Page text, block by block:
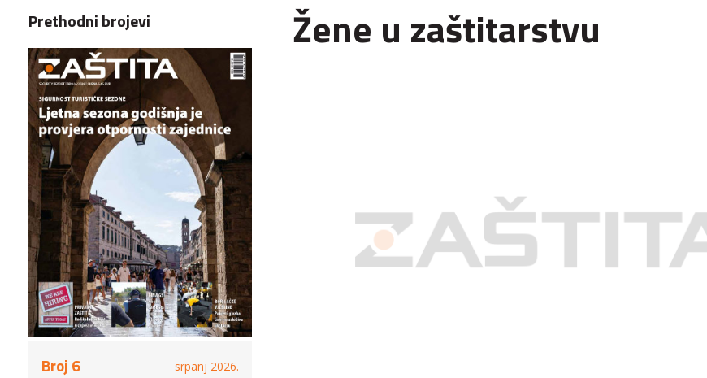
Prethodni brojevi
Broj 6 srpanj 2026.
Žene u zaštitarstvu